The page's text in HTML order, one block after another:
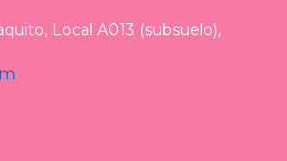
eLocal A013 (subsuelo),